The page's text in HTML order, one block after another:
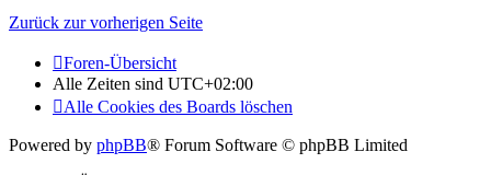
Zurück zur vorherigen Seite
Foren-Übersicht
Alle Zeiten sind UTC+02:00
Alle Cookies des Boards löschen
Powered by phpBB® Forum Software © phpBB Limited